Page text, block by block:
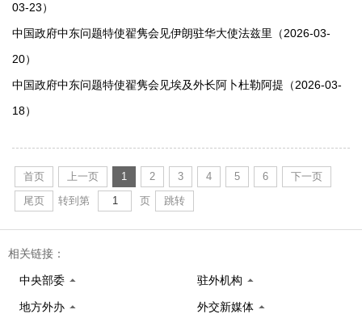
03-23）
中国政府中东问题特使翟隽会见伊朗驻华大使法兹里（2026-03-
20）
中国政府中东问题特使翟隽会见埃及外长阿卜杜勒阿提（2026-03-
18）
首页 上一页 1 2 3 4 5 6
下一页
尾页
转到第 页 跳转
相关链接：
中央部委 驻外机构
地方外办 外交新媒体